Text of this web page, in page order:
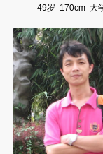
49岁 170cm 大